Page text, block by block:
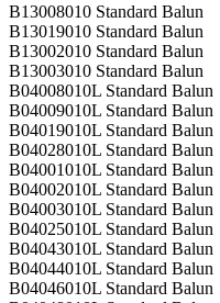
B13008010 Standard Balun
B13019010 Standard Balun
B13002010 Standard Balun
B13003010 Standard Balun
B04008010L Standard Balun
B04009010L Standard Balun
B04019010L Standard Balun
B04028010L Standard Balun
B04001010L Standard Balun
B04002010L Standard Balun
B04003010L Standard Balun
B04025010L Standard Balun
B04043010L Standard Balun
B04044010L Standard Balun
B04046010L Standard Balun